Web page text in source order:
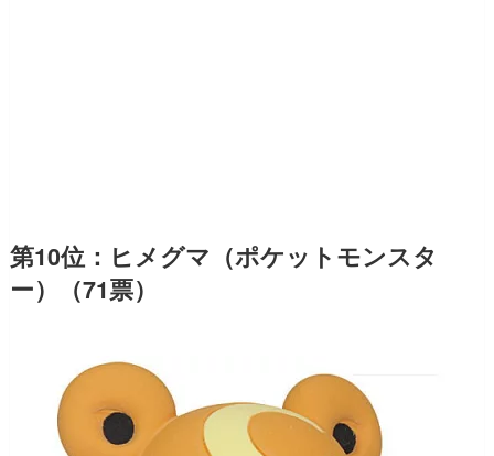
第10位：ヒメグマ（ポケットモンスタ
ー）（71票）